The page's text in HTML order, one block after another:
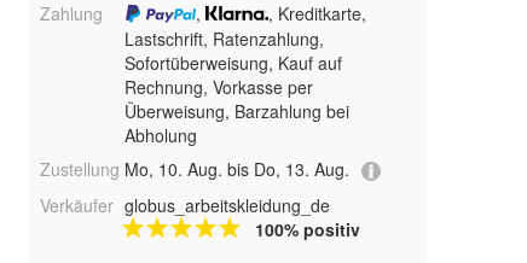
Zahlung
,
, Kreditkarte,
Lastschrift, Ratenzahlung,
Sofortüberweisung, Kauf auf
Rechnung, Vorkasse per
Überweisung, Barzahlung bei
Abholung
Zustellung Mo, 10. Aug. bis Do, 13. Aug.
Verkäufer globus_arbeitskleidung_de
100% positiv